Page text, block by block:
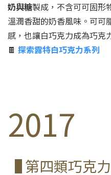
奶與糖製成，不含可可固形
溫潤香甜的奶香風味。可可
感，也讓白巧克力成為巧克
🍫 探索露特白巧克力系列
2017
▐ 第四類巧克